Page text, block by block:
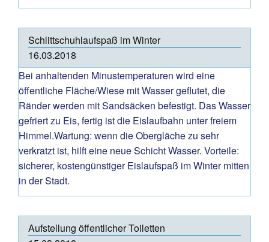
Schlittschuhlaufspaß im Winter
16.03.2018
Bei anhaltenden Minustemperaturen wird eine
öffentliche Fläche/Wiese mit Wasser geflutet, die
Ränder werden mit Sandsäcken befestigt. Das Wasser
gefriert zu Eis, fertig ist die Eislaufbahn unter freiem
Himmel.Wartung: wenn die Obergläche zu sehr
verkratzt ist, hilft eine neue Schicht Wasser. Vorteile:
sicherer, kostengünstiger Eislaufspaß im Winter mitten
in der Stadt.
Aufstellung öffentlicher Toiletten